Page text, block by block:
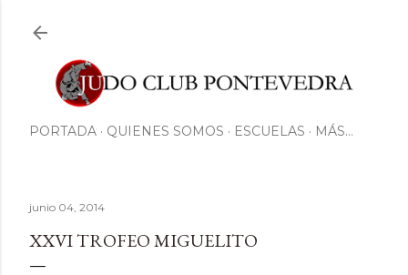
PORTADA QUIENES SOMOS ESCUELAS MÁS…
junio 04, 2014
XXVI TROFEO MIGUELITO